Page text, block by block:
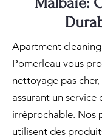
Apartment
Pomerleau vous
nettoyage pas
assurant un service
irréprochable. Nos
utilisent des